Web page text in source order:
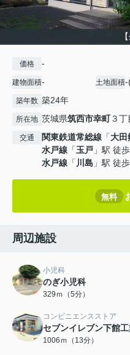
価格 -
建物面積- 土地面積-
築年数 築24年
所在地 茨城県筑西市幸町３丁
交通 関東鉄道常総線 「大田
水戸線 「玉戸 」駅 徒
水戸線 「 川島 」駅 徒
無料
周辺施設
小児科
のぎ小児科
329ｍ（5分）
コンビニエンスストア
セブンイレブン下館
1006ｍ（13分）